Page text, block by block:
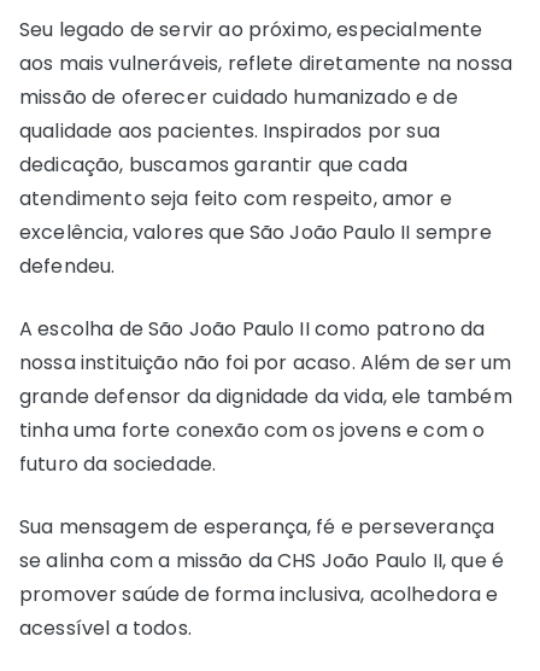
Seu legado de servir ao próximo, especialmente
aos mais vulneráveis, reflete diretamente na nossa
missão de oferecer cuidado humanizado e de
qualidade aos pacientes. Inspirados por sua
dedicação, buscamos garantir que cada
atendimento seja feito com respeito, amor e
excelência, valores que São João Paulo II sempre
defendeu.
A escolha de São João Paulo II como patrono da
nossa instituição não foi por acaso. Além de ser um
grande defensor da dignidade da vida, ele também
tinha uma forte conexão com os jovens e com o
futuro da sociedade.
Sua mensagem de esperança, fé e perseverança
se alinha com a missão da CHS João Paulo II, que é
promover saúde de forma inclusiva, acolhedora e
acessível a todos.